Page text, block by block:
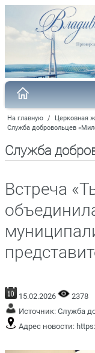
На главную / Церковная
Служба добровольцев
Служба
Встреча
15.02.2026
2378
Источник: Служба
Адрес новости: